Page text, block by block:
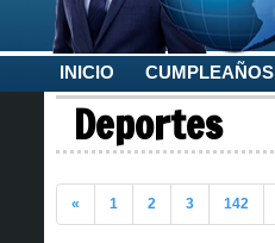
INICIO CUMPLEAÑOS
Deportes
« 1 2 3 142